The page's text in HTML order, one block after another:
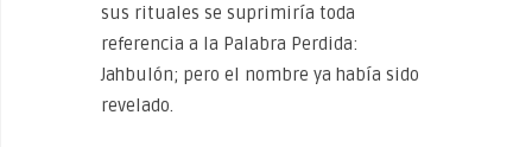
sus rituales se suprimiría toda
referencia a la Palabra Perdida:
Jahbulón; pero el nombre ya había sido
revelado.